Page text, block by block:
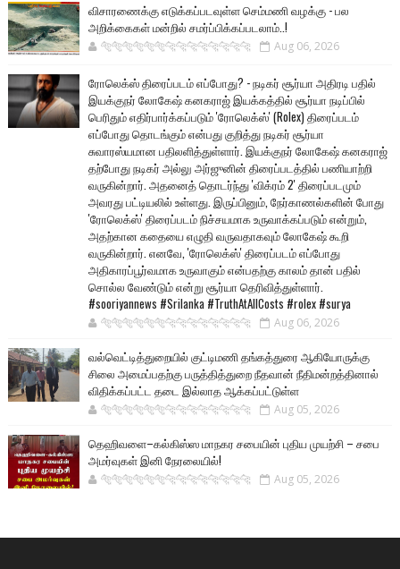
விசாரணைக்கு எடுக்கப்படவுள்ள செம்மணி வழக்கு - பல
அறிக்கைகள் மன்றில் சமர்ப்பிக்கப்படலாம்..!
🐅🐅🐅🐅🐅🐅🐆🐆🐆🐆🐆🐆🐆🐆 Aug 06, 2026
ரோலெக்ஸ் திரைப்படம் எப்போது? - நடிகர் சூர்யா அதிரடி பதில்
இயக்குநர் லோகேஷ் கனகராஜ் இயக்கத்தில் சூர்யா நடிப்பில்
பெரிதும் எதிர்பார்க்கப்படும் 'ரோலெக்ஸ்' (Rolex) திரைப்படம்
எப்போது தொடங்கும் என்பது குறித்து நடிகர் சூர்யா
சுவாரஸ்யமான பதிலளித்துள்ளார். இயக்குநர் லோகேஷ் கனகராஜ்
தற்போது நடிகர் அல்லு அர்ஜுனின் திரைப்படத்தில் பணியாற்றி
வருகின்றார். அதனைத் தொடர்ந்து 'விக்ரம் 2' திரைப்படமும்
அவரது பட்டியலில் உள்ளது. இருப்பினும், நேர்காணல்களின் போது
'ரோலெக்ஸ்' திரைப்படம் நிச்சயமாக உருவாக்கப்படும் என்றும்,
அதற்கான கதையை எழுதி வருவதாகவும் லோகேஷ் கூறி
வருகின்றார். எனவே, 'ரோலெக்ஸ்' திரைப்படம் எப்போது
அதிகாரப்பூர்வமாக உருவாகும் என்பதற்கு காலம் தான் பதில்
சொல்ல வேண்டும் என்று சூர்யா தெரிவித்துள்ளார்.
#sooriyannews #Srilanka #TruthAtAllCosts #rolex #surya
🐅🐅🐅🐅🐅🐅🐆🐆🐆🐆🐆🐆🐆🐆 Aug 06, 2026
வல்வெட்டித்துறையில் குட்டிமணி தங்கத்துரை ஆகியோருக்கு
சிலை அமைப்பதற்கு பருத்தித்துறை நீதவான் நீதிமன்றத்தினால்
விதிக்கப்பட்ட தடை இல்லாத ஆக்கப்பட்டுள்ள
🐅🐅🐅🐅🐅🐅🐆🐆🐆🐆🐆🐆🐆🐆 Aug 05, 2026
தெஹிவளை–கல்கிஸ்ஸ மாநகர சபையின் புதிய முயற்சி – சபை
அமர்வுகள் இனி நேரலையில்!
🐅🐅🐅🐅🐅🐅🐆🐆🐆🐆🐆🐆🐆🐆 Aug 05, 2026